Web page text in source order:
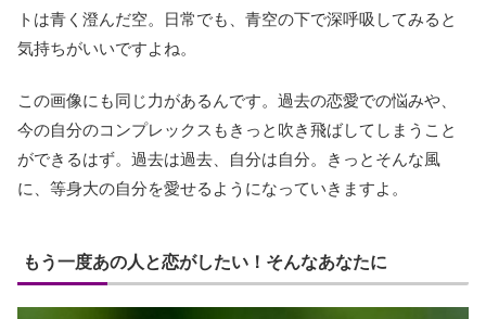
トは青く澄んだ空。日常でも、青空の下で深呼吸してみると
気持ちがいいですよね。
この画像にも同じ力があるんです。過去の恋愛での悩みや、
今の自分のコンプレックスもきっと吹き飛ばしてしまうこと
ができるはず。過去は過去、自分は自分。きっとそんな風
に、等身大の自分を愛せるようになっていきますよ。
もう一度あの人と恋がしたい！そんなあなたに